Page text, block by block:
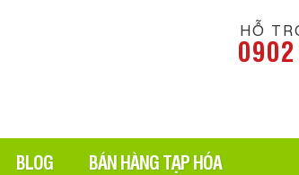
HỖ
BLOG BÁN HÀNG TẠP HÓA